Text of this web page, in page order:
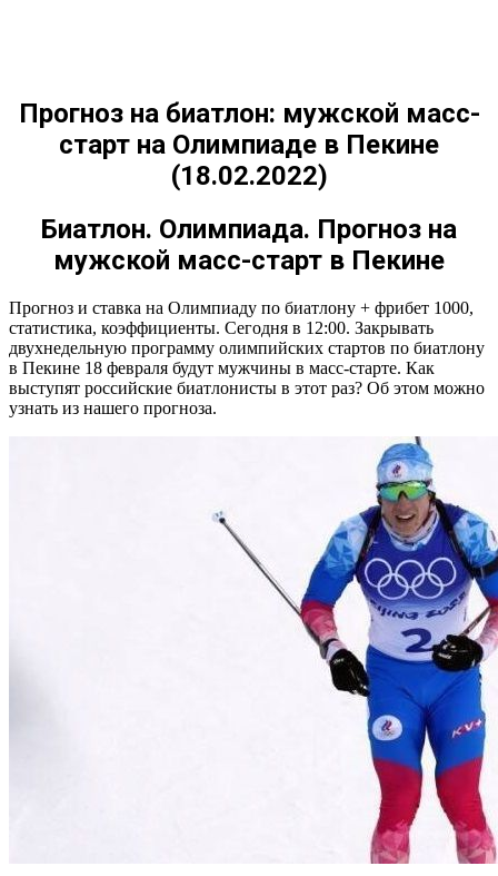
Прогноз на биатлон: мужской масс-
старт на Олимпиаде в Пекине
(18.02.2022)
Биатлон. Олимпиада. Прогноз на
мужской масс-старт в Пекине
Прогноз и ставка на Олимпиаду по биатлону + фрибет 1000,
статистика, коэффициенты. Сегодня в 12:00. Закрывать
двухнедельную программу олимпийских стартов по биатлону
в Пекине 18 февраля будут мужчины в масс-старте. Как
выступят российские биатлонисты в этот раз? Об этом можно
узнать из нашего прогноза.